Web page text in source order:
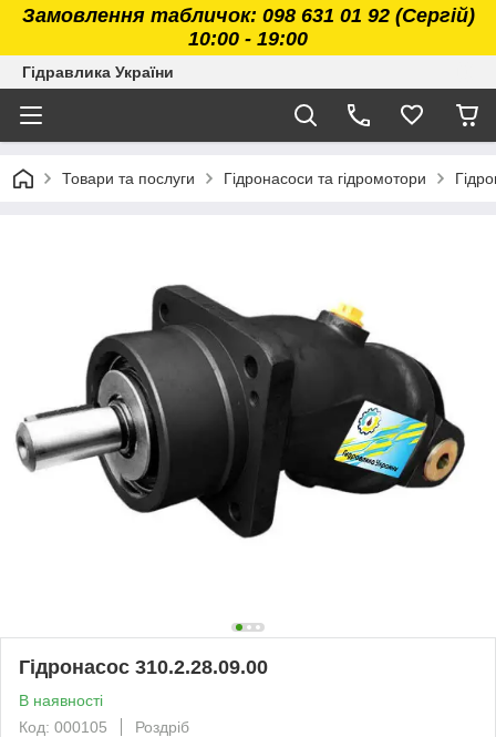
Замовлення табличок: 098 631 01 92 (Сергій)
10:00 - 19:00
Гідравлика України
Товари та послуги Гідронасоси та гідромотори
Гідронасос 310.2.28.09.00
В наявності
Код: 000105
Роздріб